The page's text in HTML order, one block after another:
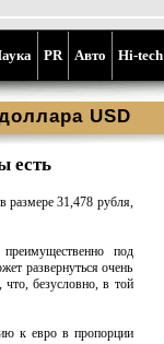
PR Aвто Hi-tech
USD
есть
размере 31,478 рубля,
под
развернуться очень
безусловно, в той
к евро в пропорции